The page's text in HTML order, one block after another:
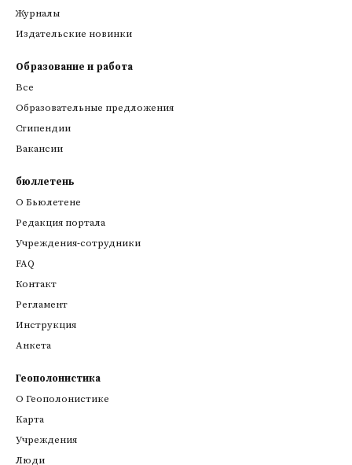
Журналы
Издательские новинки
Образование и работа
Все
Образовательные предложения
Стипендии
Вакансии
бюллетень
О Бьюлетене
Редакция портала
Учреждения-сотрудники
FAQ
Контакт
Регламент
Инструкция
Анкета
Геополонистика
О Геополонистике
Kарта
Учреждения
Люди